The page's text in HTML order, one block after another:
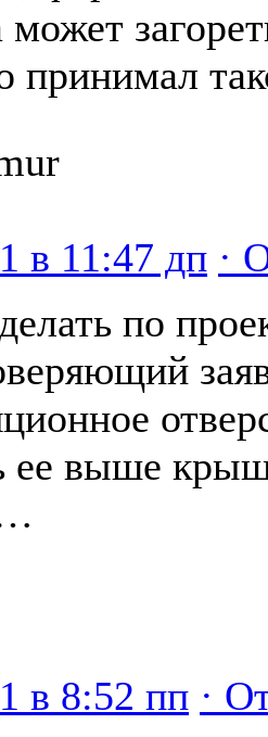
может
принимал
в 11:47 дп ·
по
ее выше
в 8:52 пп ·